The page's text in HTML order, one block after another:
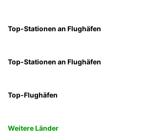
Top-Stationen an Flughäfen
Top-Stationen an Flughäfen
Top-Flughäfen
Weitere Länder